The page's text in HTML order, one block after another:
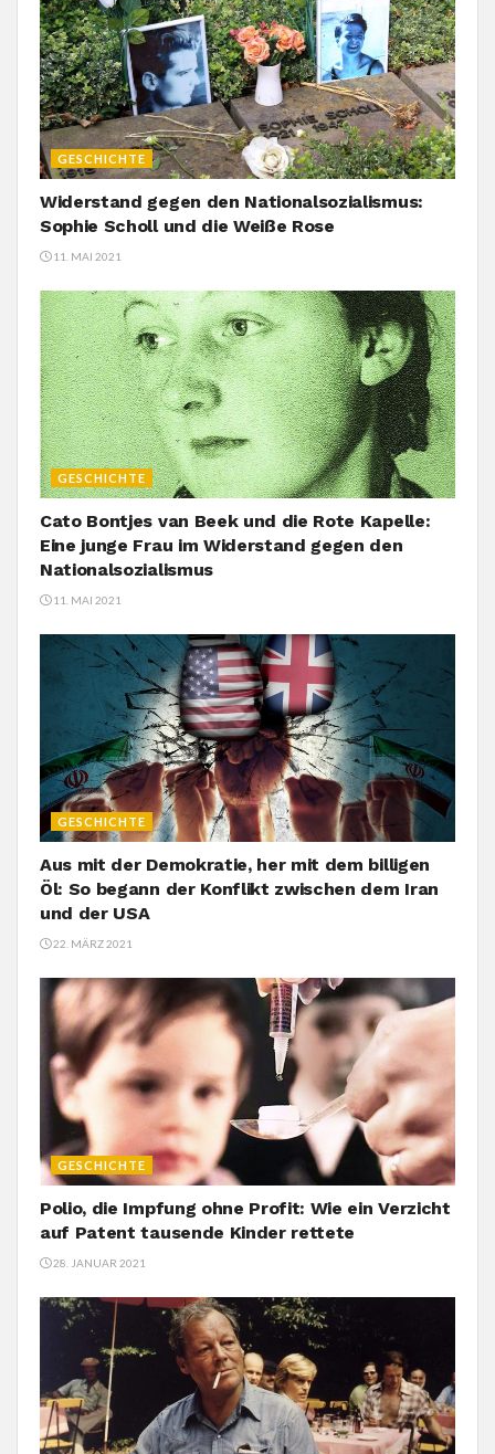
GESCHICHTE
Widerstand gegen den Nationalsozialismus:
Sophie Scholl und die Weiße Rose
11. MAI 2021
GESCHICHTE
Cato Bontjes van Beek und die Rote Kapelle:
Eine junge Frau im Widerstand gegen den
Nationalsozialismus
11. MAI 2021
GESCHICHTE
Aus mit der Demokratie, her mit dem billigen
Öl: So begann der Konflikt zwischen dem Iran
und der USA
22. MÄRZ 2021
GESCHICHTE
Polio, die Impfung ohne Profit: Wie ein Verzicht
auf Patent tausende Kinder rettete
28. JANUAR 2021